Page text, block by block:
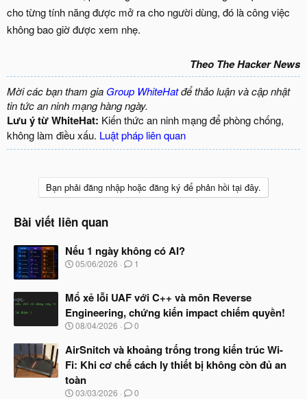
cho từng tính năng được mở ra cho người dùng, đó là công việc
không bao giờ được xem nhẹ.
Theo The Hacker News
Mời các bạn tham gia Group WhiteHatđể thảo luận và cập nhật
tin tức an ninh mạng hàng ngày.
Lưu ý từ WhiteHat: Kiến thức an ninh mạng để phòng chống,
không làm điều xấu. Luật pháp liên quan
Bạn phải đăng nhập hoặc đăng ký để phản hồi tại đây.
Bài viết liên quan
Nếu 1 ngày không có AI?
N
y
ắ
t
ầ
u
05/06/2026 1
Mổ xẻ lỗi UAF với C++ và môn Reverse
Engineering, chứng kiến impact chiếm quyền!
N
à
y
b
ắ
t
08/04/2026 0
AirSnitch và khoảng trống trong kiến trúc Wi-
Fi: Khi cơ chế cách ly thiết bị không còn đủ an
toàn
N
03/03/2026 0